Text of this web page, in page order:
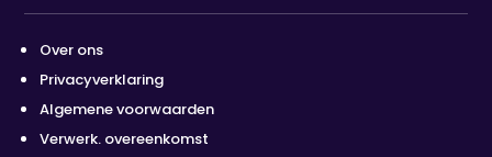
Over ons
Privacyverklaring
Algemene voorwaarden
Verwerk. overeenkomst